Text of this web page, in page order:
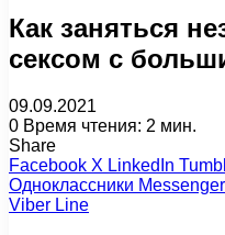
Как заняться
сексом с
09.09.2021
0 Время чтения: 2 мин.
Share
Facebook X LinkedIn
Одноклассники Messenger
Viber Line